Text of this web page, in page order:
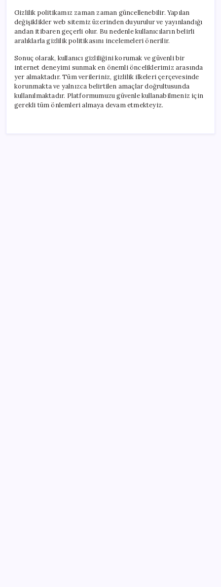
Gizlilik politikamız zaman zaman güncellenebilir. Yapılan
değişiklikler web sitemiz üzerinden duyurulur ve yayınlandığı
andan itibaren geçerli olur. Bu nedenle kullanıcıların belirli
aralıklarla gizlilik politikasını incelemeleri önerilir.
Sonuç olarak, kullanıcı gizliliğini korumak ve güvenli bir
internet deneyimi sunmak en önemli önceliklerimiz arasında
yer almaktadır. Tüm verileriniz, gizlilik ilkeleri çerçevesinde
korunmakta ve yalnızca belirtilen amaçlar doğrultusunda
kullanılmaktadır. Platformumuzu güvenle kullanabilmeniz için
gerekli tüm önlemleri almaya devam etmekteyiz.